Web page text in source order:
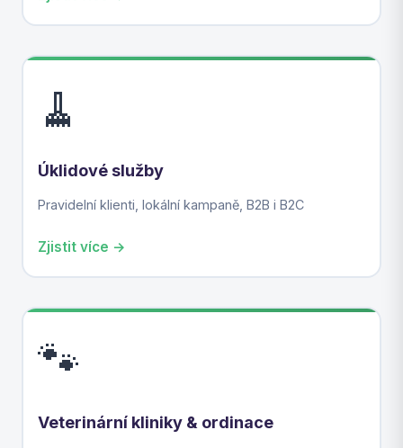
🧹
Úklidové služby
Pravidelní klienti, lokální kampaně, B2B i B2C
Zjistit více →
🐾
Veterinární kliniky & ordinace